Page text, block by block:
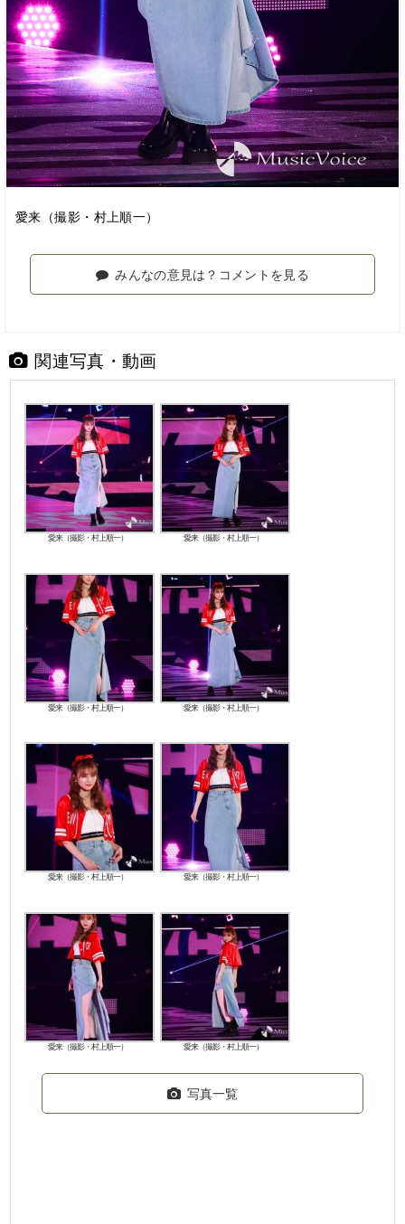
愛来（撮影・村上順一）
みんなの意見は？コメントを見る
関連写真・動画
愛来（撮影・村上順一） 愛来（撮影・村上順一）
愛来（撮影・村上順一） 愛来（撮影・村上順一）
愛来（撮影・村上順一） 愛来（撮影・村上順一）
愛来（撮影・村上順一） 愛来（撮影・村上順一）
写真一覧